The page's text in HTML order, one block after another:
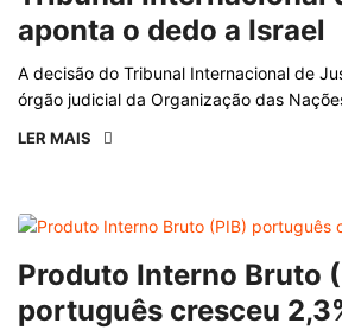
aponta o dedo a Israel
A decisão do Tribunal Internacional de
órgão judicial da Organização das
LER MAIS
Produto Interno Bruto
português cresceu